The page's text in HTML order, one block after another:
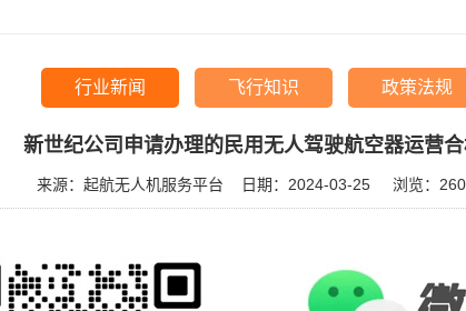
行业新闻 飞行知识 政策法规
新世纪公司申请办理的民用无人驾驶航空器运营
来源：起航无人机服务平台 日期：2024-03-25 浏览：